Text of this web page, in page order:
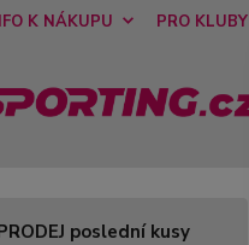
K NÁKUPU PRO KLUBY
poslední kusy